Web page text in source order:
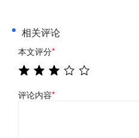
相关评论
本文评分*
评论内容*